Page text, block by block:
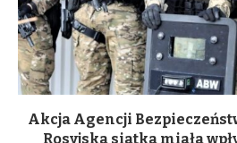
Akcja Agencji
Rosyjska siatka miała